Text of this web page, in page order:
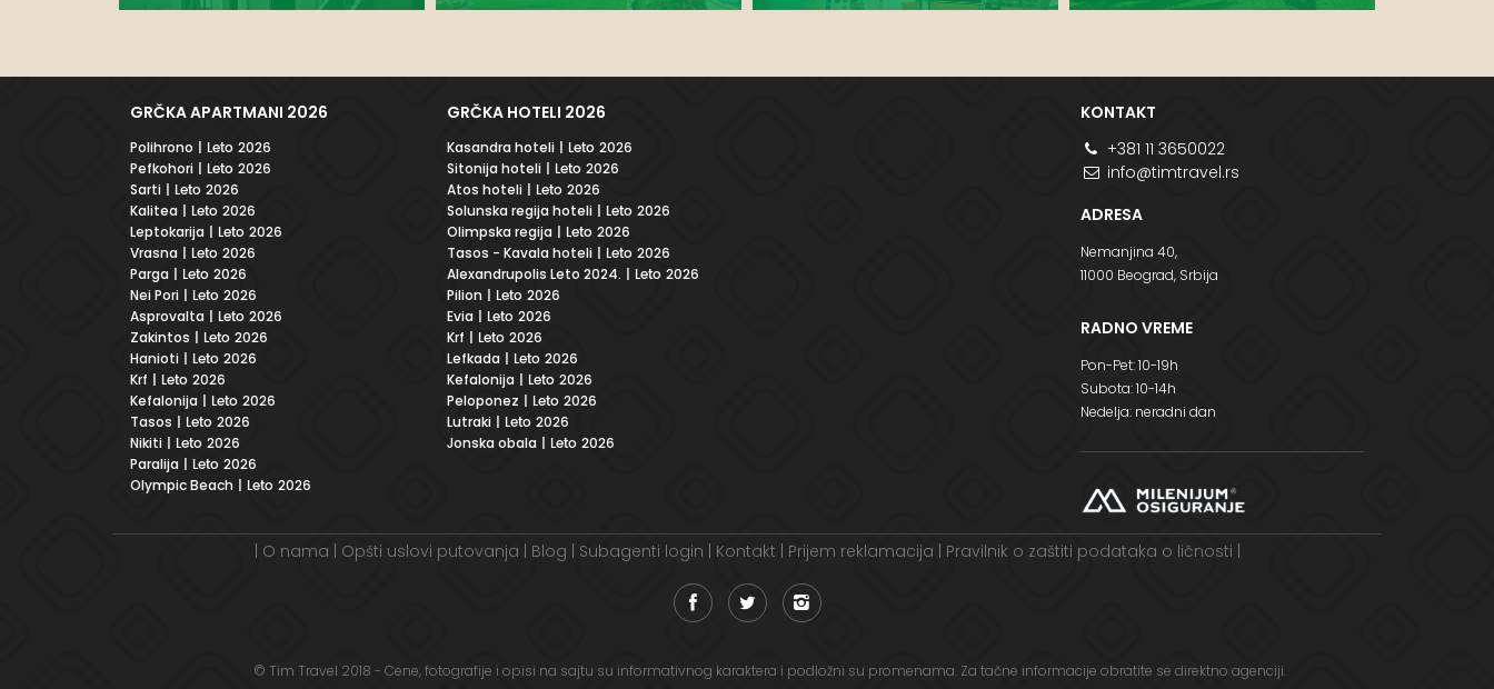
GRČKA APARTMANI 2026
Polihrono | Leto 2026
Pefkohori | Leto 2026
Sarti | Leto 2026
Kalitea | Leto 2026
Leptokarija | Leto 2026
Vrasna | Leto 2026
Parga | Leto 2026
Nei Pori | Leto 2026
Asprovalta | Leto 2026
Zakintos | Leto 2026
Hanioti | Leto 2026
Krf | Leto 2026
Kefalonija | Leto 2026
Tasos | Leto 2026
Nikiti | Leto 2026
Paralija | Leto 2026
Olympic Beach | Leto 2026
GRČKA HOTELI 2026
Kasandra hoteli | Leto 2026
Sitonija hoteli | Leto 2026
Atos hoteli | Leto 2026
Solunska regija hoteli | Leto 2026
Olimpska regija | Leto 2026
Tasos - Kavala hoteli | Leto 2026
Alexandrupolis Leto 2024. | Leto 2026
Pilion | Leto 2026
Evia | Leto 2026
Krf | Leto 2026
Lefkada | Leto 2026
Kefalonija | Leto 2026
Peloponez | Leto 2026
Lutraki | Leto 2026
Jonska obala | Leto 2026
KONTAKT
+381 11 3650022
info@timtravel.rs
ADRESA
Nemanjina 40,
11000 Beograd, Srbija
RADNO VREME
Pon-Pet: 10-19h
Subota: 10-14h
Nedelja: neradni dan
O nama Opšti uslovi putovanja Blog Subagenti login Kontakt Prijem reklamacija Pravilnik o zaštiti podataka o ličnosti
© Tim Travel 2018 - Cene, fotografije i opisi na sajtu su informativnog karaktera i podložni su promenama. Za tačne informacije obratite se direktno agenciji.